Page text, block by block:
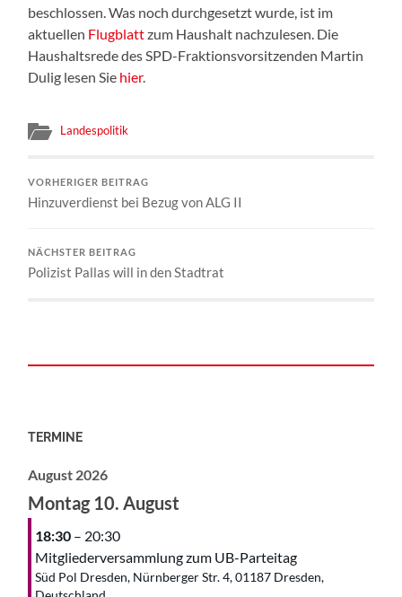
beschlossen. Was noch durchgesetzt wurde, ist im
aktuellen Flugblattzum Haushalt nachzulesen. Die
Haushaltsrede des SPD-Fraktionsvorsitzenden Martin
Dulig lesen Sie hier.
Landespolitik
VORHERIGER BEITRAG
Hinzuverdienst bei Bezug von ALG II
NÄCHSTER BEITRAG
Polizist Pallas will in den Stadtrat
TERMINE
August 2026
Montag 10. August
18:30 – 20:30
Mitgliederversammlung zum UB-Parteitag
Süd Pol Dresden, Nürnberger Str. 4, 01187 Dresden,